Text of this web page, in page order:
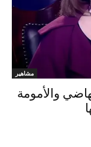
مشاهير
والأمومة